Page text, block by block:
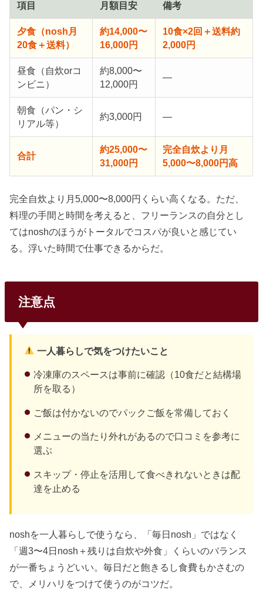
項目 月額目安 備考
夕食（nosh月
20食＋送料）
約14,000〜
16,000円
10食×2回＋送料約
2,000円
昼食（自炊orコ
ンビニ）
約8,000〜
12,000円
—
朝食（パン・シ
リアル等）
約3,000円 —
合計
約25,000〜
31,000円
完全自炊より月
5,000〜8,000円高
完全自炊より月5,000〜8,000円くらい高くなる。ただ、
料理の手間と時間を考えると、フリーランスの自分とし
てはnoshのほうがトータルでコスパが良いと感じてい
る。浮いた時間で仕事できるからだ。
注意点
一人暮らしで気をつけたいこと
冷凍庫のスペースは事前に確認（10食だと結構場
所を取る）
ご飯は付かないのでパックご飯を常備しておく
メニューの当たり外れがあるので口コミを参考に
選ぶ
スキップ・停止を活用して食べきれないときは配
達を止める
noshを一人暮らしで使うなら、「毎日nosh」ではなく
「週3〜4日nosh＋残りは自炊や外食」くらいのバランス
が一番ちょうどいい。毎日だと飽きるし食費もかさむの
で、メリハリをつけて使うのがコツだ。